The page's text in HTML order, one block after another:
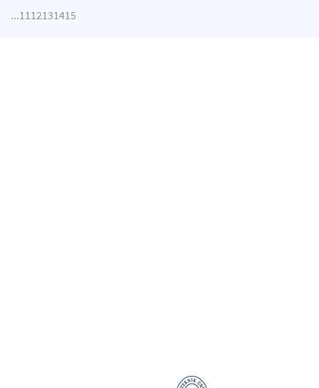
...1112131415